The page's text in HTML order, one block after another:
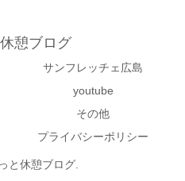
憩ブログ
サンフレッチェ広島
youtube
その他
プライバシーポリシー
と休憩ブログ.